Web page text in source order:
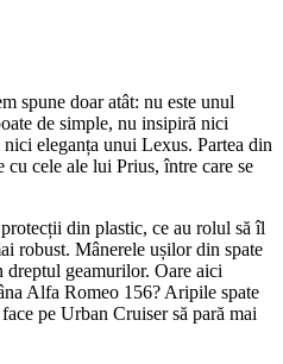
spune doar atât: nu este unul
de simple, nu insipiră nici
eleganța unui Lexus. Partea din
cu cele ale lui Prius, între care se
din plastic, ce au rolul să îl
robust. Mânerele ușilor din spate
dreptul geamurilor. Oare aici
Alfa Romeo 156? Aripile spate
pe Urban Cruiser să pară mai